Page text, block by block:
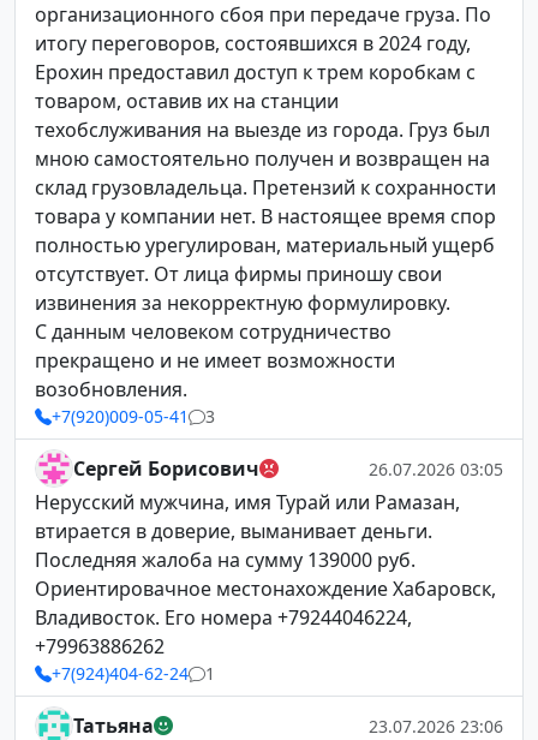
организационного сбоя при передаче груза. По
итогу переговоров, состоявшихся в 2024 году,
Ерохин предоставил доступ к трем коробкам с
товаром, оставив их на станции
техобслуживания на выезде из города. Груз был
мною самостоятельно получен и возвращен на
склад грузовладельца. Претензий к сохранности
товара у компании нет. В настоящее время спор
полностью урегулирован, материальный ущерб
отсутствует. От лица фирмы приношу свои
извинения за некорректную формулировку.
С данным человеком сотрудничество
прекращено и не имеет возможности
возобновления.
+7(920)009-05-41 3
Сергей Борисович 26.07.2026 03:05
Нерусский мужчина, имя Турай или Рамазан,
втирается в доверие, выманивает деньги.
Последняя жалоба на сумму 139000 руб.
Ориентировачное местонахождение Хабаровск,
Владивосток. Его номера +79244046224,
+79963886262
+7(924)404-62-24 1
Татьяна 23.07.2026 23:06